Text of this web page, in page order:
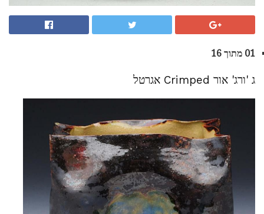
01 מתוך 16
ג 'ורג' אור Crimped אגרטל